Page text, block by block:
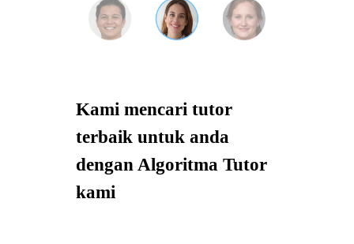
Kami mencari tutor
terbaik untuk anda
dengan Algoritma Tutor
kami